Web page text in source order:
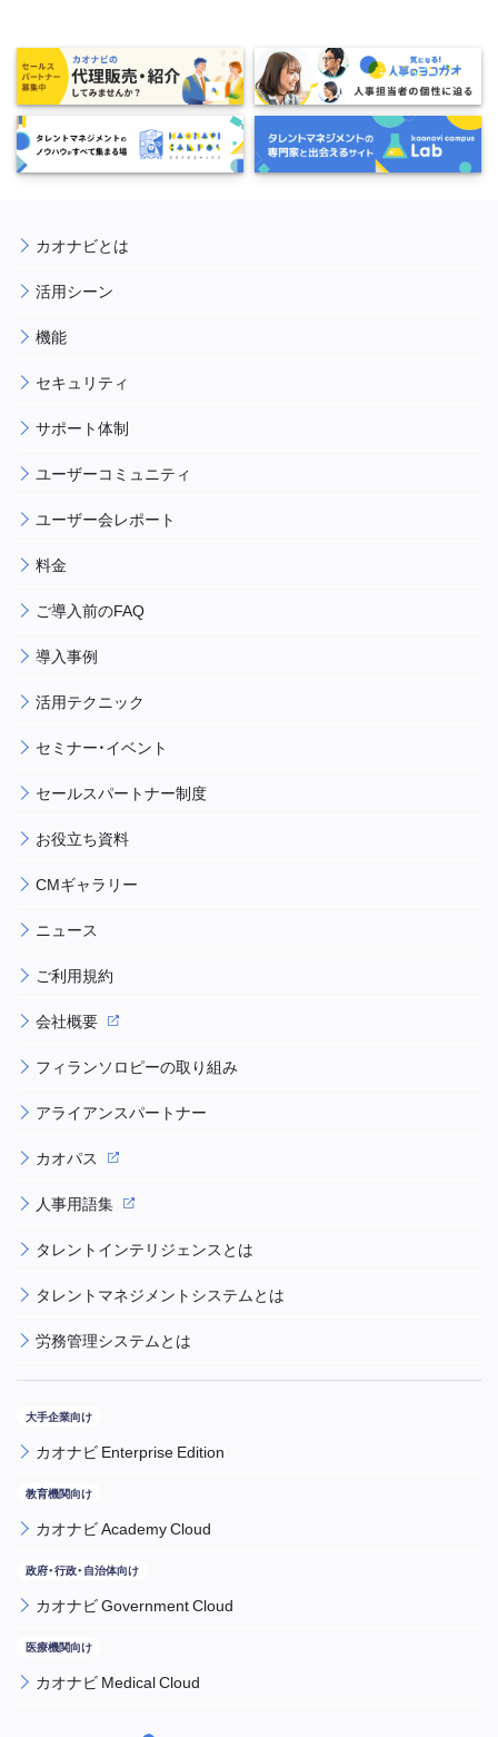
カオナビとは
活用シーン
機能
セキュリティ
サポート体制
ユーザーコミュニティ
ユーザー会レポート
料金
ご導入前のFAQ
導入事例
活用テクニック
セミナー・イベント
セールスパートナー制度
お役立ち資料
CMギャラリー
ニュース
ご利用規約
会社概要
フィランソロピーの取り組み
アライアンスパートナー
カオパス
人事用語集
タレントインテリジェンスとは
タレントマネジメントシステムとは
労務管理システムとは
カオナビ Enterprise Edition
カオナビ Academy Cloud
カオナビ Government Cloud
カオナビ Medical Cloud